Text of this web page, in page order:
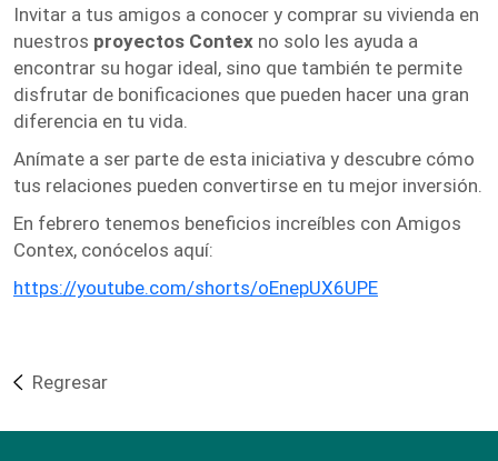
Invitar a tus amigos a conocer y comprar su vivienda en
nuestros proyectos Contex no solo les ayuda a
encontrar su hogar ideal, sino que también te permite
disfrutar de bonificaciones que pueden hacer una gran
diferencia en tu vida.
Anímate a ser parte de esta iniciativa y descubre cómo
tus relaciones pueden convertirse en tu mejor inversión.
En febrero tenemos beneficios increíbles con Amigos
Contex, conócelos aquí:
https://youtube.com/shorts/oEnepUX6UPE
Regresar